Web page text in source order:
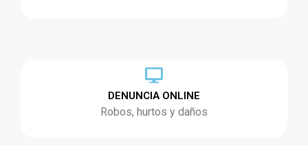
DENUNCIA ONLINE
Robos, hurtos y daños